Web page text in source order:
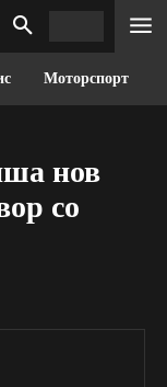
Моторспорт
нов
со